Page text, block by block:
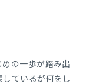
の一歩が踏み出
ているが何をし